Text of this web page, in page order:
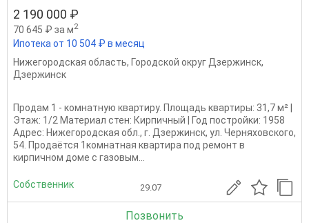
2 190 000 ₽
70 645 ₽ за м2
Ипотека от 10 504 ₽ в месяц
Нижегородская область, Городской округ Дзержинск,
Дзержинск
Продам 1 - комнатную квартиру. Площадь квартиры: 31,7 м² |
Этаж: 1/2 Материал стен: Кирпичный | Год постройки: 1958
Адрес: Нижегородская обл., г. Дзержинск, ул. Черняховского,
54. Продаётся 1комнатная квартира под ремонт в
кирпичном доме с газовым...
Собственник 29.07
Позвонить